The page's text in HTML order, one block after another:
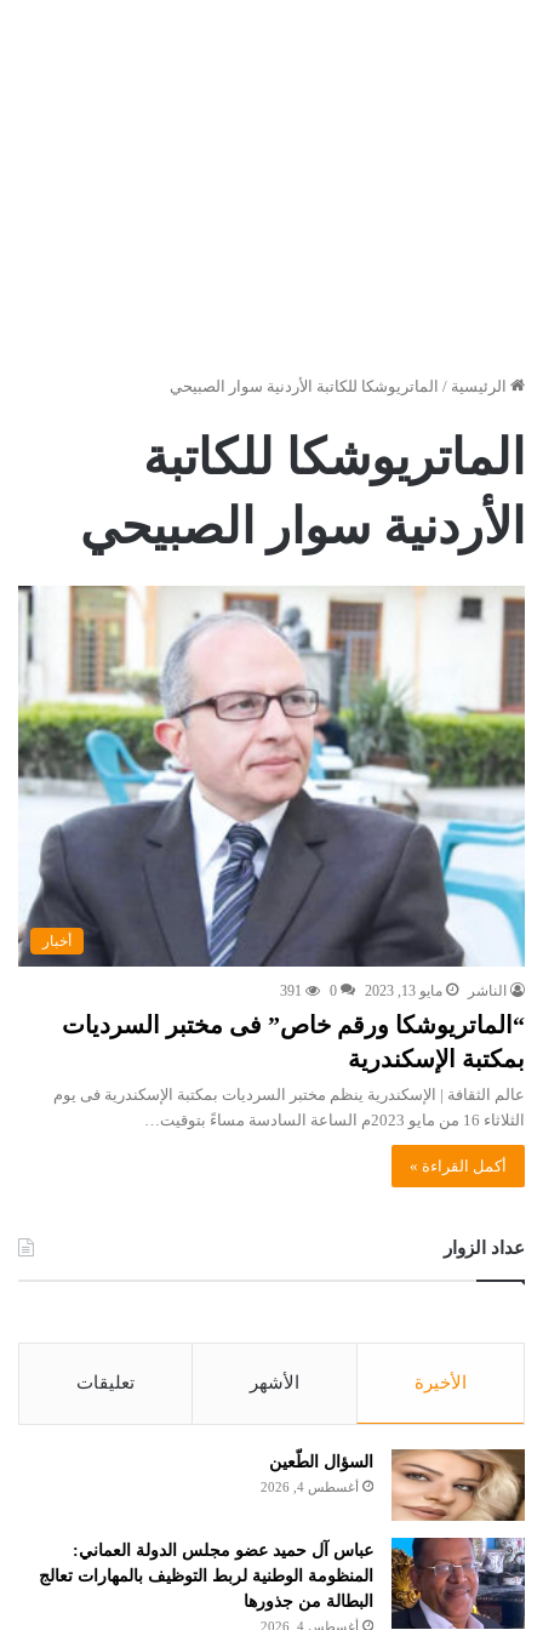
الرئيسية / الماتريوشكا للكاتبة الأردنية سوار الصبيحي
الماتريوشكا للكاتبة
الأردنية سوار الصبيحي
أخبار
الناشر مايو 13, 2023 0
391
“الماتريوشكا ورقم خاص” فى مختبر السرديات
بمكتبة الإسكندرية
عالم الثقافة | الإسكندرية ينظم مختبر السرديات بمكتبة الإسكندرية فى يوم
الثلاثاء 16 من مايو 2023م الساعة السادسة مساءً بتوقيت…
أكمل القراءة »
عداد الزوار
الأخيرة الأشهر تعليقات
السؤال الطّعين
أغسطس 4, 2026
عباس آل حميد عضو مجلس الدولة العماني:
المنظومة الوطنية لربط التوظيف بالمهارات تعالج
البطالة من جذورها
أغسطس 4, 2026